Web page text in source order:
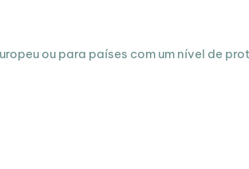
ou para países com um nível de